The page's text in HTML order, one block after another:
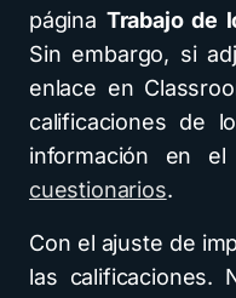
página Trabajo de
Sin embargo, si
enlace en
calificaciones de
información en el
cuestionarios.
Con el ajuste de
las calificaciones.